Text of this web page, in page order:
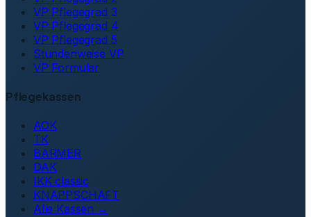
VP Pflegegrad 3
VP Pflegegrad 4
VP Pflegegrad 5
Stundenweise VP
VP Formular
Pflegekassen
AOK
TK
BARMER
DAK
IKK classic
KNAPPSCHAFT
Alle Kassen →